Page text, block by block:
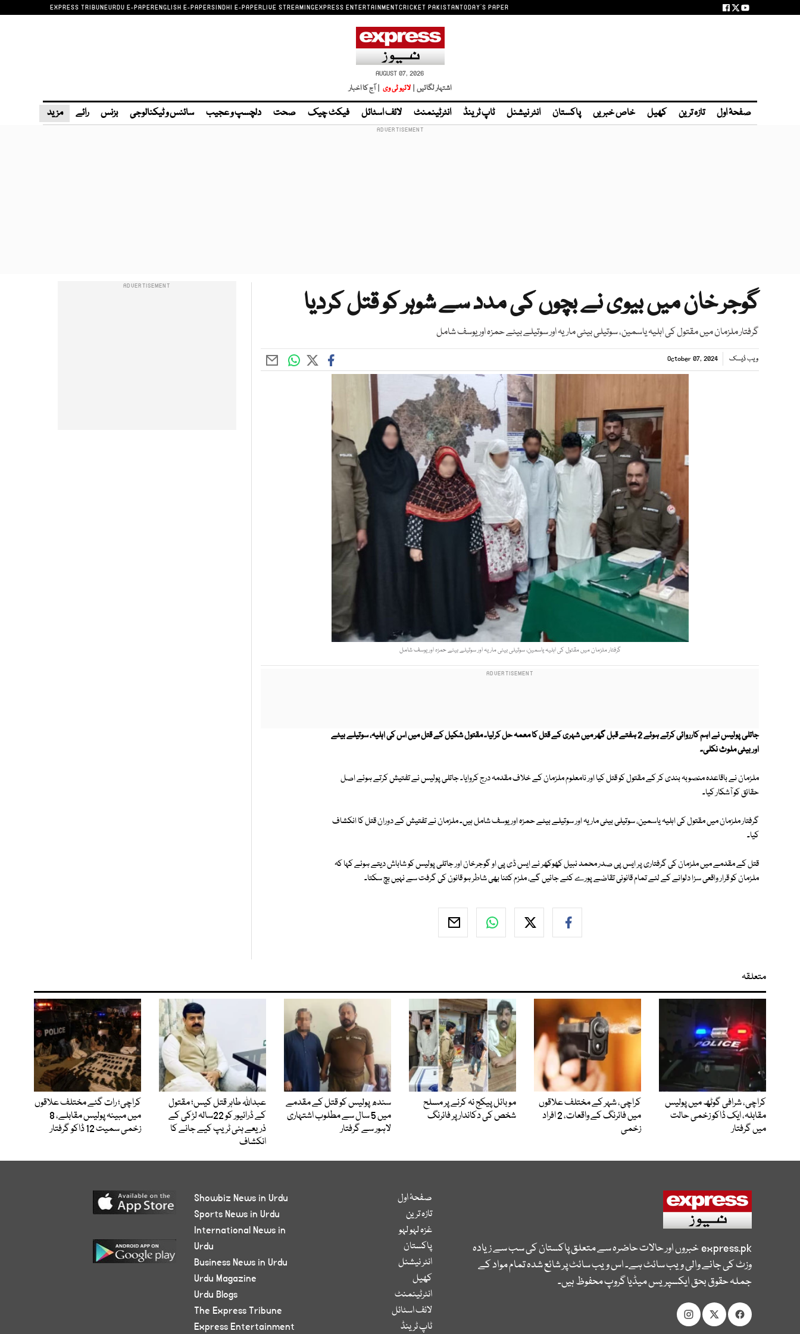
EXPRESS TRIBUNEURDU E-PAPERENGLISH E-PAPERSINDHI E-PAPERLIVE STREAMINGEXPRESS ENTERTAINMENTCRICKET PAKISTANTODAY'S PAPER
AUGUST 07, 2026
اشتہار لگائیں | لائیو ٹی وی | آج کا اخبار
صفحۂ اول تازہ ترین کھیل خاص خبریں پاکستان انٹر نیشنل ٹاپ ٹرینڈ انٹرٹینمنٹ لائف اسٹائل فیکٹ چیک صحت دلچسپ و عجیب سائنس و ٹیکنالوجی بزنس رائے مزید
گوجر خان میں بیوی نے بچوں کی مدد سے شوہر کو قتل کردیا
گرفتار ملزمان میں مقتول کی اہلیہ یاسمین، سوتیلی بیٹی ماریہ اور سوتیلے بیٹے حمزہ اور یوسف شامل
ویب ڈیسک October 07, 2024
گرفتار ملزمان میں مقتول کی اہلیہ یاسمین، سوتیلی بیٹی ماریہ اور سوتیلے بیٹے حمزہ اور یوسف شامل
جاتلی پولیس نے اہم کارروائی کرتے ہوئے 2 ہفتے قبل گھر میں شہری کے قتل کا معمہ حل کرلیا۔ مقتول شکیل کے قتل میں اس کی اہلیہ، سوتیلے بیٹے
اور بیٹی ملوث نکلی۔
ملزمان نے باقاعدہ منصوبہ بندی کر کے مقتول کو قتل کیا اور نامعلوم ملزمان کے خلاف مقدمہ درج کروایا۔ جاتلی پولیس نے تفتیش کرتے ہوئے اصل
حقائق کو آشکار کیا۔
گرفتار ملزمان میں مقتول کی اہلیہ یاسمین، سوتیلی بیٹی ماریہ اور سوتیلے بیٹے حمزہ اور یوسف شامل ہیں۔ ملزمان نے تفتیش کے دوران قتل کا انکشاف
کیا۔
قتل کے مقدمے میں ملزمان کی گرفتاری پر ایس پی صدر محمد نبیل کھوکھر نے ایس ڈی پی او گوجرخان اور جاتلی پولیس کو شاباش دیتے ہوئے کہا کہ
ملزمان کو قرار واقعی سزا دلوانے کے لئے تمام قانونی تقاضے پورے کئے جائیں گے، ملزم کتنا بھی شاطر ہو قانون کی گرفت سے نہیں بچ سکتا۔
متعلقہ
کراچی، شرافی گوٹھ میں پولیس
مقابلہ، ایک ڈاکو زخمی حالت
میں گرفتار
کراچی، شہر کے مختلف علاقوں
میں فائرنگ کے واقعات، 2 افراد
زخمی
موبائل پیکج نہ کرنے پر مسلح
شخص کی دکاندار پر فائرنگ
سندھ پولیس کو قتل کے مقدمے
میں 5 سال سے مطلوب اشتہاری
لاہور سے گرفتار
عبداللہ طاہر قتل کیس؛ مقتول
کے ڈرائیور کو 22سالہ لڑکی کے
ذریعے ہنی ٹریپ کیے جانے کا
انکشاف
کراچی؛ رات گئے مختلف علاقوں
میں مبینہ پولیس مقابلے، 8
زخمی سمیت 12 ڈاکو گرفتار
express.pkخبروں اور حالات حاضرہ سے متعلق پاکستان کی سب سے زیادہ
وزٹ کی جانے والی ویب سائٹ ہے۔ اس ویب سائٹ پر شائع شدہ تمام مواد کے
جملہ حقوق بحق ایکسپریس میڈیا گروپ محفوظ ہیں۔
صفحۂ اول
تازہ ترین
غزہ لہو لہو
پاکستان
انٹر نیشنل
کھیل
انٹرٹینمنٹ
لائف اسٹائل
ٹاپ ٹرینڈ
Showbiz News in Urdu
Sports News in Urdu
International News in
Urdu
Business News in Urdu
Urdu Magazine
Urdu Blogs
The Express Tribune
Express Entertainment